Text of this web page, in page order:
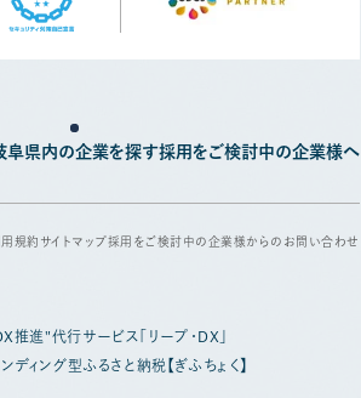
阜県内の企業を探す採用をご検討中の企業様へ
用規約 サイトマップ採用をご検討中の企業様からのお問い合わせ
推進"代行サービス「リープ・DX」
ィング型ふるさと納税【ぎふちょく】